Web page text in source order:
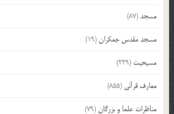
مسجد(87)
مسجد مقدس جمکران(19)
مسیحیت (229)
معارف قرآنی (855)
مناظرات علما و بزرگان(79)